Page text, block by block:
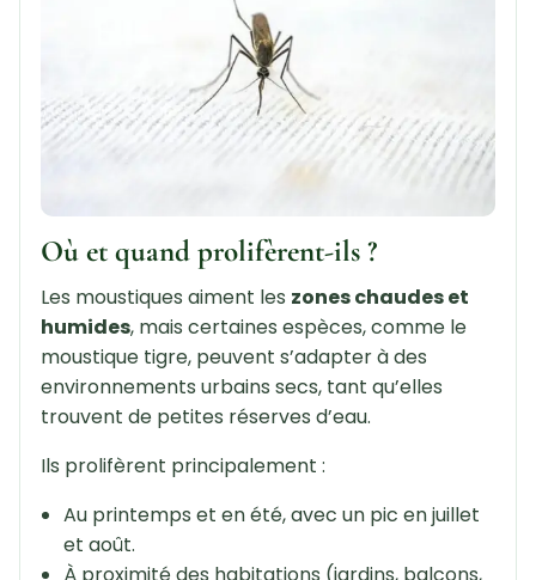
Où et quand prolifèrent-ils ?
Les moustiques aiment les zones chaudes et
humides, mais certaines espèces, comme le
moustique tigre, peuvent s’adapter à des
environnements urbains secs, tant qu’elles
trouvent de petites réserves d’eau.
Ils prolifèrent principalement :
Au printemps et en été, avec un pic en juillet
et août.